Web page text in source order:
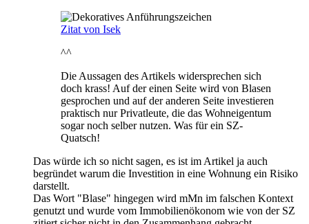
Zitat von Isek
^^
Die Aussagen des Artikels widersprechen sich
doch krass! Auf der einen Seite wird von Blasen
gesprochen und auf der anderen Seite investieren
praktisch nur Privatleute, die das Wohneigentum
sogar noch selber nutzen. Was für ein SZ-
Quatsch!
Das würde ich so nicht sagen, es ist im Artikel ja auch
begründet warum die Investition in eine Wohnung ein Risiko
darstellt.
Das Wort "Blase" hingegen wird mMn im falschen Kontext
genutzt und wurde vom Immobilienökonom wie von der SZ